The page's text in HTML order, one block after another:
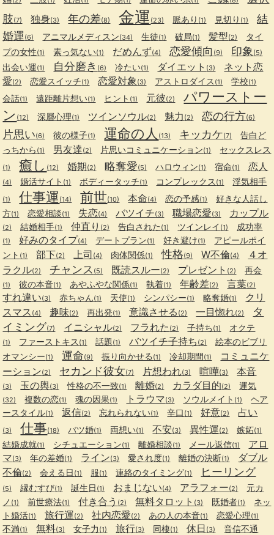
肢(7) 独身(3) 年の差(8) 金運 (23) 脈あり (1) 見切り (1)
結
婚運(6) アニマルメディスン(34) 生徒(1) 破局(1) 髪型(2)
タイ
プの女性(1) 素っ気ない(1) だめんず(4) 恋愛傾向 (9) 印象 (5)
出会い運(1) 自分磨き (6) 冷たい(1) ダイエット (3)
ネット恋
愛(2) 恋愛スイッチ(1) 恋愛対象 (3) アストロダイス (1) 学校(1)
会話(1) 遠距離片想い(1) ヒント (1) 元彼(2)
パワーストー
ン (12) 深層心理(1) ツインソウル(2) 魅力 (2) 恋の行方(6)
片思い(6) 彼の様子(1) 運命の人 (13) キッカケ(7)
告白ど
っちから (1) 男友達(2) 片思いコミュニケーション(1) セックスレス
(1) 癒し (12) 婚期(2) 略奪愛(5) ハロウィン(1) 宿命(1) 恋人
(4) 婚活サイト (1) ボディータッチ(1) コンプレックス (1) 浮気相手
(1) 仕事運 (14) 前世(10) 本命(4) 恋の予感(1)
好きな人話し
方(1) 恋愛相談(1) 失恋(4) バツイチ(3) 職場恋愛(3) カップル
(2) 結婚相手(1) 仲直り (2) 告白された (1) ツインレイ (1) 成功率
(1) 好みのタイプ(4) デートプラン(1) 好き避け(1)
アピールポイ
ント (1) 部下(2) 上司 (4) 肉体関係(1) 性格(9) W不倫(4)
４オ
ラクル(2) チャンス (5) 既読スルー(2) プレゼント (2) 再会
(1) 彼の本音(1) あやふやな関係(1) 執着(1) 年齢差(2) 言葉(2)
すれ違い(3) 赤ちゃん(1) 天使(1) シンパシー(1) 略奪婚(1)
クリ
スマス (4) 趣味(2) 再出発(1) 意識させる (2) 一目惚れ(2)
タ
イミング(7) イニシャル(2) フラれた (2) 子持ち(1) オクテ
(1) ファーストキス (1) 話題(1) バツイチ子持ち (2)
絵本のビブリ
オマンシー(1) 運命(9) 振り向かせる (1) 冷却期間(1)
コミュニケ
ーション(2) セカンド彼女(7) 片想われ(3) 喧嘩(3) 本音
(3) 玉の輿(3) 性格の不一致(1) 離婚(2) カラダ目的(2) 運気
(32) 複数の恋(1) 魂の因果(1) トラウマ(3) ソウルメイト (1)
ヘア
ースタイル(1) 返信(2) 忘れられない(1) 辛口 (1) 好意(2) 占い
(3) 仕事(18) バツ婚(1) 両想い(1) 不安(3) 異性運(2) 嫉妬(1)
結婚成就(1) シチュエーション(1) 離婚相談(1) メール返信(1)
アロ
マ(3) 年の差婚(1) ライン(3) 愛され度(1) 離婚の決断(1)
ダブル
不倫(2) 会える日 (1) 服(1) 連絡のタイミング(1) ヒーリング
(5) 縁むすび(1) 誕生日 (1) おまじない(4) アラフォー(2)
元カ
ノ (1) 前世療法(1) 付き合う (2) 無料タロット (3) 既婚者(1)
ネッ
ト婚活(1) 旅行運(2) 社内恋愛(2) あの人の本音(1) 恋愛心理(1)
不満(1) 無料(3) 女子力 (1) 旅行(3) 同棲(1) 休日 (3) 音信不通